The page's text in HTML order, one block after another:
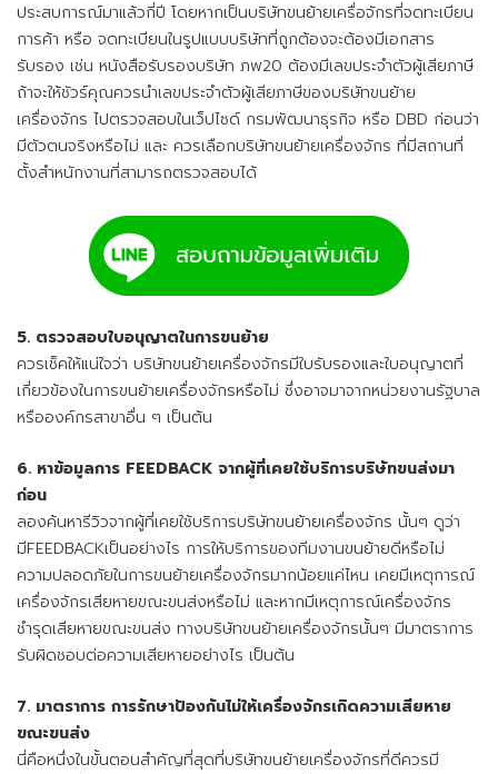
ประสบการณ์มาแล้วกี่ปี โดยหากเป็นบริษัทขนย้ายเครื่อจักรที่จดทะเบียน
การค้า หรือ จดทะเบียนในรูปแบบบริษัทที่ถูกต้องจะต้องมีเอกสาร
รับรอง เช่น หนังสือรับรองบริษัท ภพ20 ต้องมีเลขประจำตัวผู้เสียภาษี
ถ้าจะให้ชัวร์คุณควรนำเลขประจำตัวผู้เสียภาษีของบริษัทขนย้าย
เครื่องจักร ไปตรวจสอบในเว็ปไซด์ กรมพัฒนาธุรกิจ หรือ DBD ก่อนว่า
มีตัวตนจริงหรือไม่ และ ควรเลือกบริษัทขนย้ายเครื่องจักร ที่มีสถานที่
ตั้งสำหนักงานที่สามารถตรวจสอบได้
5. ตรวจสอบใบอนุญาตในการขนย้าย
ควรเช็คให้แน่ใจว่า บริษัทขนย้ายเครื่องจักรมีใบรับรองและใบอนุญาตที่
เกี่ยวข้องในการขนย้ายเครื่องจักรหรือไม่ ซึ่งอาจมาจากหน่วยงานรัฐบาล
หรือองค์กรสาขาอื่น ๆ เป็นต้น
6. หาข้อมูลการ FEEDBACK จากผู้ที่เคยใช้บริการบริษัทขนส่งมา
ก่อน
ลองค้นหารีวิวจากผู้ที่เคยใช้บริการบริษัทขนย้ายเครื่องจักร นั้นๆ ดูว่า
มีFEEDBACKเป็นอย่างไร การให้บริการของทีมงานขนย้ายดีหรือไม่
ความปลอดภัยในการขนย้ายเครื่องจักรมากน้อยแค่ไหน เคยมีเหตุการณ์
เครื่องจักรเสียหายขณะขนส่งหรือไม่ และหากมีเหตุการณ์เครื่องจักร
ชำรุดเสียหายขณะขนส่ง ทางบริษัทขนย้ายเครื่องจักรนั้นๆ มีมาตราการ
รับผิดชอบต่อความเสียหายอย่างไร เป็นต้น
7. มาตราการ การรักษาป้องกันไม่ให้เครื่องจักรเกิดความเสียหาย
ขณะขนส่ง
นี่คือหนึ่งในขั้นตอนสำคัญที่สุดที่บริษัทขนย้ายเครื่องจักรที่ดีควรมี